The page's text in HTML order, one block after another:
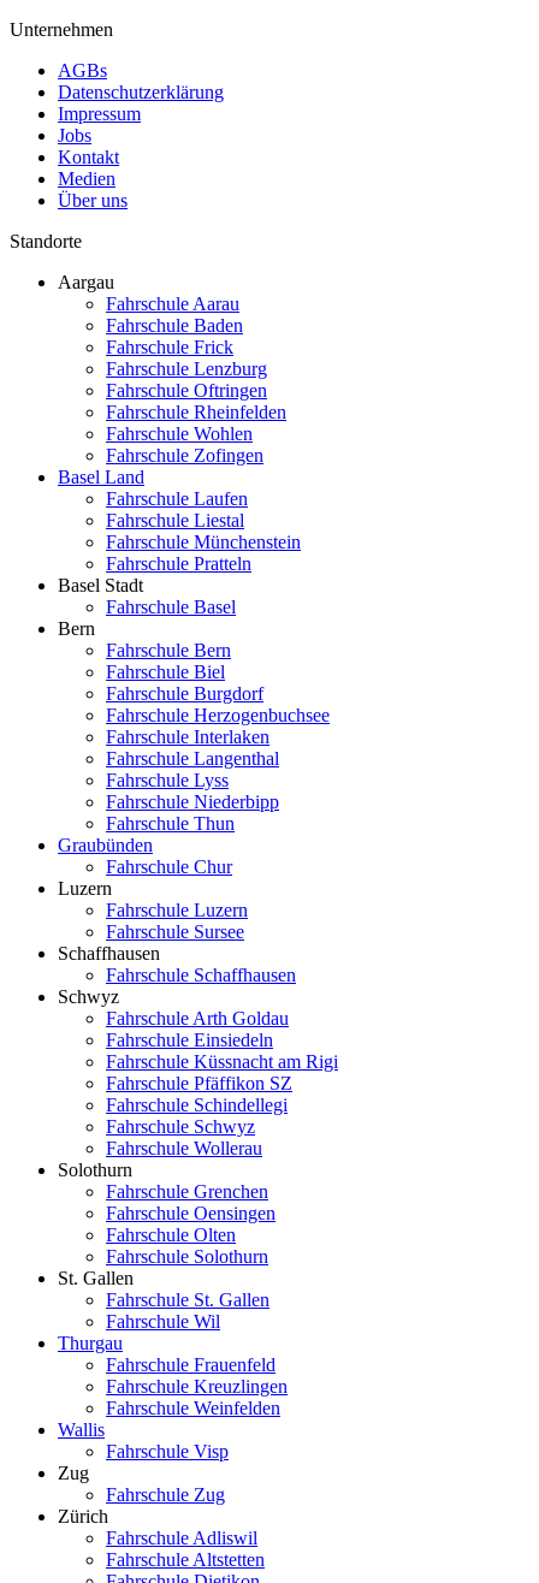
Unternehmen
AGBs
Datenschutzerklärung
Impressum
Jobs
Kontakt
Medien
Über uns
Standorte
Aargau
Fahrschule Aarau
Fahrschule Baden
Fahrschule Frick
Fahrschule Lenzburg
Fahrschule Oftringen
Fahrschule Rheinfelden
Fahrschule Wohlen
Fahrschule Zofingen
Basel Land
Fahrschule Laufen
Fahrschule Liestal
Fahrschule Münchenstein
Fahrschule Pratteln
Basel Stadt
Fahrschule Basel
Bern
Fahrschule Bern
Fahrschule Biel
Fahrschule Burgdorf
Fahrschule Herzogenbuchsee
Fahrschule Interlaken
Fahrschule Langenthal
Fahrschule Lyss
Fahrschule Niederbipp
Fahrschule Thun
Graubünden
Fahrschule Chur
Luzern
Fahrschule Luzern
Fahrschule Sursee
Schaffhausen
Fahrschule Schaffhausen
Schwyz
Fahrschule Arth Goldau
Fahrschule Einsiedeln
Fahrschule Küssnacht am Rigi
Fahrschule Pfäffikon SZ
Fahrschule Schindellegi
Fahrschule Schwyz
Fahrschule Wollerau
Solothurn
Fahrschule Grenchen
Fahrschule Oensingen
Fahrschule Olten
Fahrschule Solothurn
St. Gallen
Fahrschule St. Gallen
Fahrschule Wil
Thurgau
Fahrschule Frauenfeld
Fahrschule Kreuzlingen
Fahrschule Weinfelden
Wallis
Fahrschule Visp
Zug
Fahrschule Zug
Zürich
Fahrschule Adliswil
Fahrschule Altstetten